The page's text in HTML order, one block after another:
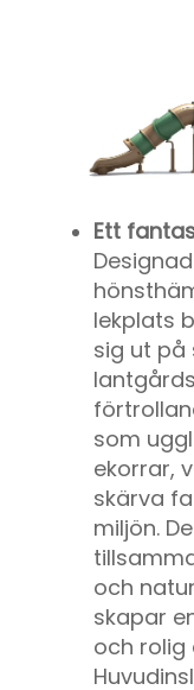
Ett
lekplats
sig ut på
som
ekorrar,
skärva
miljön.
och
skapar
och